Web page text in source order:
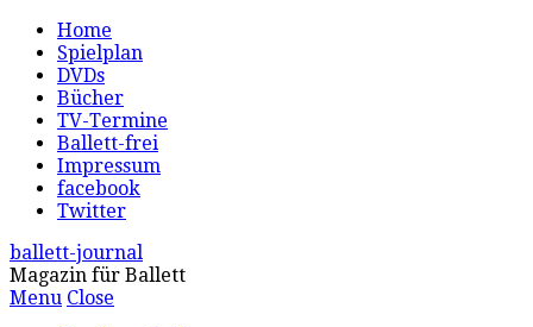
Home
Spielplan
DVDs
Bücher
TV-Termine
Ballett-frei
Impressum
facebook
Twitter
ballett-journal
Magazin für Ballett
Menu Close